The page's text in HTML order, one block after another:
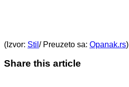
(Izvor: Stil / Preuzeto sa: Opanak.rs)
Share this article